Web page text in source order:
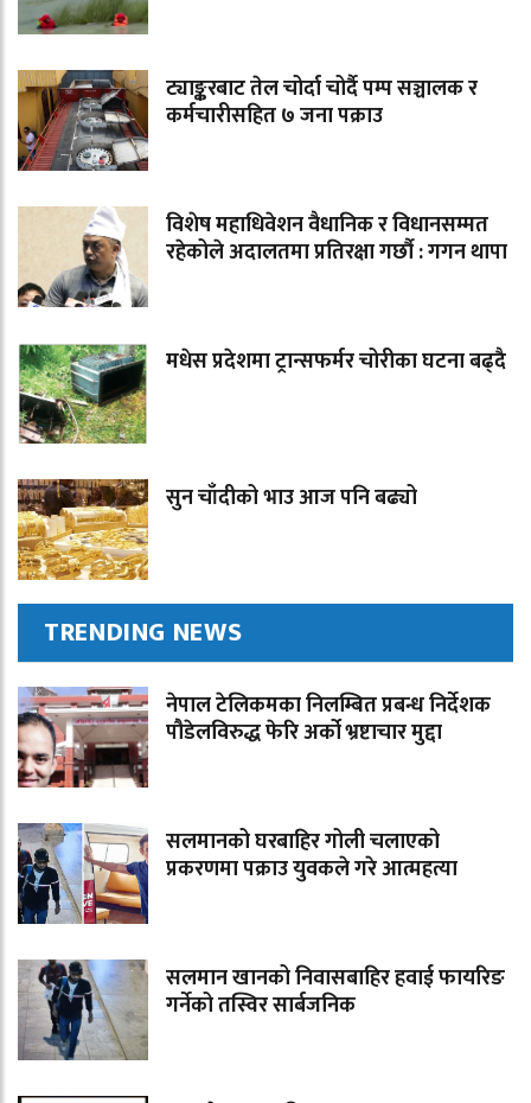
ट्याङ्करबाट तेल चोर्दा चोर्दै पम्प सञ्चालक र
कर्मचारीसहित ७ जना पक्राउ
विशेष महाधिवेशन वैधानिक र विधानसम्मत
रहेकोले अदालतमा प्रतिरक्षा गर्छौ : गगन थापा
मधेस प्रदेशमा ट्रान्सफर्मर चोरीका घटना बढ्दै
सुन चाँदीको भाउ आज पनि बढ्यो
TRENDING NEWS
नेपाल टेलिकमका निलम्बित प्रबन्ध निर्देशक
पौडेलविरुद्ध फेरि अर्को भ्रष्टाचार मुद्दा
सलमानको घरबाहिर गोली चलाएको
प्रकरणमा पक्राउ युवकले गरे आत्महत्या
सलमान खानको निवासबाहिर हवाई फायरिङ
गर्नेको तस्विर सार्बजनिक